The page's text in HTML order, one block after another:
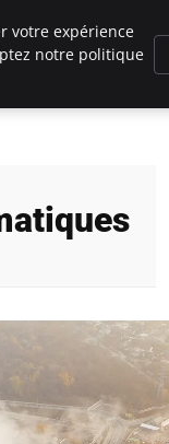
votre expérience
notre politique